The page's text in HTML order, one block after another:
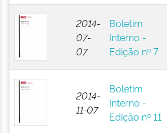
2014-
07-
07
Boletim
Interno -
Edição nº 7
2014-
11-07
Boletim
Interno -
Edição nº 11